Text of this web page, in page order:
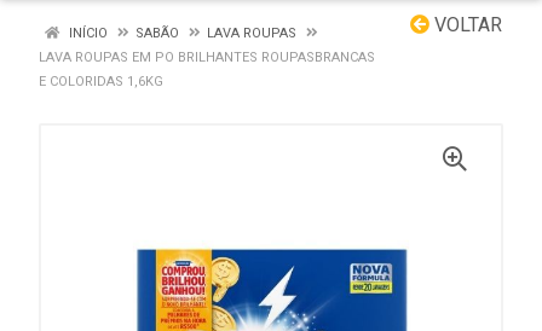
VOLTAR
INÍCIO SABÃO
LAVA ROUPAS
LAVA ROUPAS EM PO BRILHANTES ROUPASBRANCAS
E COLORIDAS 1,6KG